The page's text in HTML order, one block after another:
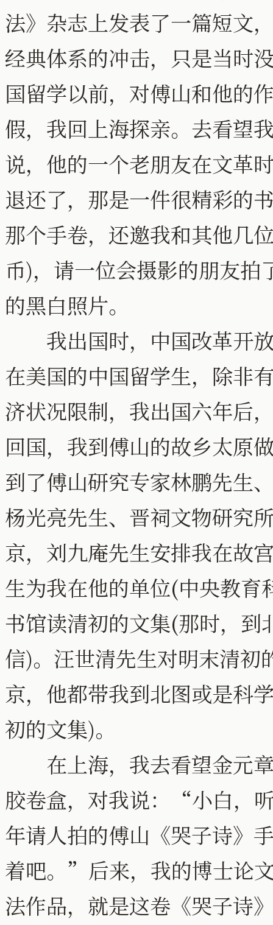
法》杂志上发表了一篇短文
经典体系的冲击，只是当时
国留学以前，对傅山和他的
假，我回上海探亲。去看望
说，他的一个老朋友在文革
退还了，那是一件很精彩的
那个手卷，还邀我和其他几
币)，请一位会摄影的朋友
的黑白照片。
我出国时，中国改革开放
在美国的中国留学生，除非
济状况限制，我出国六年后
回国，我到傅山的故乡太原
到了傅山研究专家林鹏先生
杨光亮先生、晋祠文物研究
京，刘九庵先生安排我在故
生为我在他的单位(中央教
书馆读清初的文集(那时，到
信)。汪世清先生对明末清初
京，他都带我到北图或是科
初的文集)。
在上海，我去看望金元章
胶卷盒，对我说：“小白，
年请人拍的傅山《哭子诗》
着吧。”后来，我的博士论
法作品，就是这卷《哭子诗